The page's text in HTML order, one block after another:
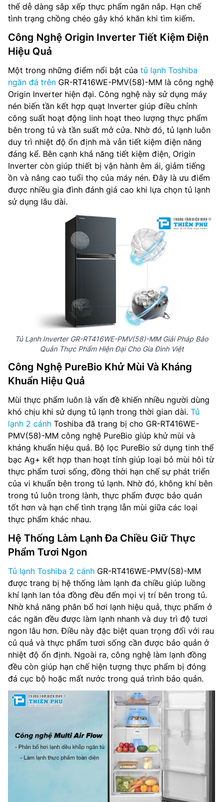
thể dễ dàng sắp xếp thực phẩm ngăn nắp. Hạn chế
tình trạng chồng chéo gây khó khăn khi tìm kiếm.
Công Nghệ Origin Inverter Tiết Kiệm Điện
Hiệu Quả
Một trong những điểm nổi bật của tủ lạnh Toshiba
ngăn đá trên GR-RT416WE-PMV(58)-MM là công nghệ
Origin Inverter hiện đại. Công nghệ này sử dụng máy
nén biến tần kết hợp quạt Inverter giúp điều chỉnh
công suất hoạt động linh hoạt theo lượng thực phẩm
bên trong tủ và tần suất mở cửa. Nhờ đó, tủ lạnh luôn
duy trì nhiệt độ ổn định mà vẫn tiết kiệm điện năng
đáng kể. Bên cạnh khả năng tiết kiệm điện, Origin
Inverter còn giúp thiết bị vận hành êm ái, giảm tiếng
ồn và nâng cao tuổi thọ của máy nén. Đây là ưu điểm
được nhiều gia đình đánh giá cao khi lựa chọn tủ lạnh
sử dụng lâu dài.
Tủ Lạnh Inverter GR-RT416WE-PMV(58)-MM Giải Pháp Bảo
Quản Thực Phẩm Hiện Đại Cho Gia Đình Việt
Công Nghệ PureBio Khử Mùi Và Kháng
Khuẩn Hiệu Quả
Mùi thực phẩm luôn là vấn đề khiến nhiều người dùng
khó chịu khi sử dụng tủ lạnh trong thời gian dài. Tủ
lạnh 2 cánh Toshiba đã trang bị cho GR-RT416WE-
PMV(58)-MM công nghệ PureBio giúp khử mùi và
kháng khuẩn hiệu quả. Bộ lọc PureBio sử dụng tinh thể
bạc Ag+ kết hợp than hoạt tính giúp loại bỏ mùi hôi từ
thực phẩm tươi sống, đồng thời hạn chế sự phát triển
của vi khuẩn bên trong tủ lạnh. Nhờ đó, không khí bên
trong tủ luôn trong lành, thực phẩm được bảo quản
tốt hơn và hạn chế tình trạng lẫn mùi giữa các loại
thực phẩm khác nhau.
Hệ Thống Làm Lạnh Đa Chiều Giữ Thực
Phẩm Tươi Ngon
Tủ lạnh Toshiba 2 cánh GR-RT416WE-PMV(58)-MM
được trang bị hệ thống làm lạnh đa chiều giúp luồng
khí lạnh lan tỏa đồng đều đến mọi vị trí bên trong tủ.
Nhờ khả năng phân bổ hơi lạnh hiệu quả, thực phẩm ở
các ngăn đều được làm lạnh nhanh và duy trì độ tươi
ngon lâu hơn. Điều này đặc biệt quan trọng đối với rau
củ quả và thực phẩm tươi sống cần được bảo quản ở
nhiệt độ ổn định. Ngoài ra, công nghệ làm lạnh đồng
đều còn giúp hạn chế hiện tượng thực phẩm bị đóng
đá cục bộ hoặc mất nước trong quá trình bảo quản.